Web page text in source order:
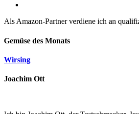
Als Amazon-Partner verdiene ich an
Gemüse des Monats
Wirsing
Joachim Ott